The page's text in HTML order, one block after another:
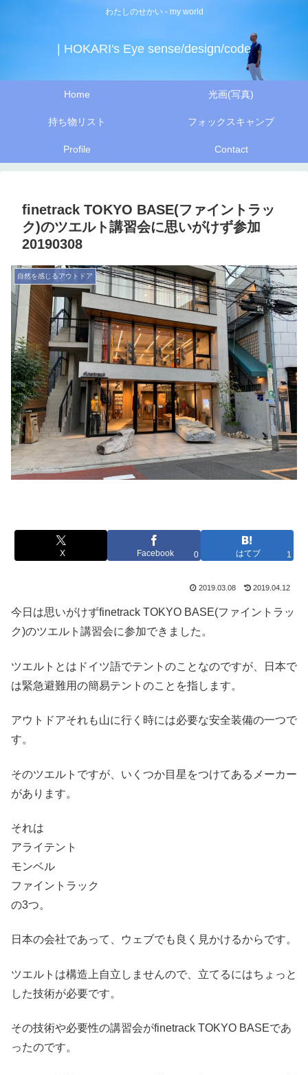
わたしのせかい - my world
| HOKARI's Eye sense/design/code
Home 光画(写真)
持ち物リスト フォックスキャンプ
Profile Contact
finetrack TOKYO BASE(ファイントラッ
ク)のツエルト講習会に思いがけず参加
20190308
自然を感じるアウトドア
X Facebook 0 はてブ 1
2019.03.08 2019.04.12
今日は思いがけずfinetrack TOKYO BASE(ファイントラッ
ク)のツエルト講習会に参加できました。
ツエルトとはドイツ語でテントのことなのですが、日本で
は緊急避難用の簡易テントのことを指します。
アウトドアそれも山に行く時には必要な安全装備の一つで
す。
そのツエルトですが、いくつか目星をつけてあるメーカー
があります。
それは
アライテント
モンベル
ファイントラック
の3つ。
日本の会社であって、ウェブでも良く見かけるからです。
ツエルトは構造上自立しませんので、立てるにはちょっと
した技術が必要です。
その技術や必要性の講習会がfinetrack TOKYO BASEであ
ったのです。